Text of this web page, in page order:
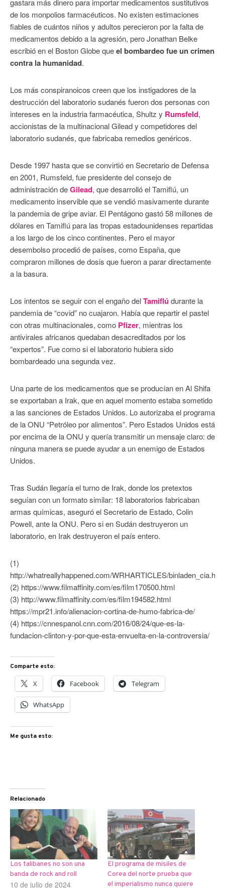
gastara más dinero para importar medicamentos sustitutivos
de los monpolios farmacéuticos. No existen estimaciones
fiables de cuántos niños y adultos perecieron por la falta de
medicamentos debido a la agresión, pero Jonathan Belke
escribió en el Boston Globe queel bombardeo fue un crimen
contra la humanidad.
Los más conspiranoicos creen que los instigadores de la
destrucción del laboratorio sudanés fueron dos personas con
intereses en la industria farmacéutica, Shultz y Rumsfeld,
accionistas de la multinacional Gilead y competidores del
laboratorio sudanés, que fabricaba remedios genéricos.
Desde 1997 hasta que se convirtió en Secretario de Defensa
en 2001, Rumsfeld, fue presidente del consejo de
administración deGilead, que desarrolló el Tamiflú, un
medicamento inservible que se vendió masivamente durante
la pandemia de gripe aviar. El Pentágono gastó 58 millones de
dólares en Tamiflú para las tropas estadounidenses repartidas
a los largo de los cinco continentes. Pero el mayor
desembolso procedió de países, como España, que
compraron millones de dosis que fueron a parar directamente
a la basura.
Los intentos se seguir con el engaño delTamiflúdurante la
pandemia de “covid” no cuajaron. Había que repartir el pastel
con otras multinacionales, como Pfizer, mientras los
antivirales africanos quedaban desacreditados por los
“expertos”. Fue como si el laboratorio hubiera sido
bombardeado una segunda vez.
Una parte de los medicamentos que se producían en Al Shifa
se exportaban a Irak, que en aquel momento estaba sometido
a las sanciones de Estados Unidos. Lo autorizaba el programa
de la ONU “Petróleo por alimentos”. Pero Estados Unidos está
por encima de la ONU y quería transmitir un mensaje claro: de
ninguna manera se puede ayudar a un enemigo de Estados
Unidos.
Tras Sudán llegaría el turno de Irak, donde los pretextos
seguían con un formato similar: 18 laboratorios fabricaban
armas químicas, aseguró el Secretario de Estado, Colin
Powell, ante la ONU. Pero si en Sudán destruyeron un
laboratorio, en Irak destruyeron el país entero.
(1)
http://whatreallyhappened.com/WRHARTICLES/binladen_cia.html
(2) https://www.filmaffinity.com/es/film170500.html
(3) http://www.filmaffinity.com/es/film194582.html
https://mpr21.info/alienacion-cortina-de-humo-fabrica-de/
(4) https://cnnespanol.cnn.com/2016/08/24/que-es-la-
fundacion-clinton-y-por-que-esta-envuelta-en-la-controversia/
Comparte esto:
X Facebook Telegram
WhatsApp
Me gusta esto:
Relacionado
Los talibanes no son una
banda de rock and roll
10 de julio de 2024
El programa de misiles de
Corea del norte prueba que
el imperialismo nunca quiere